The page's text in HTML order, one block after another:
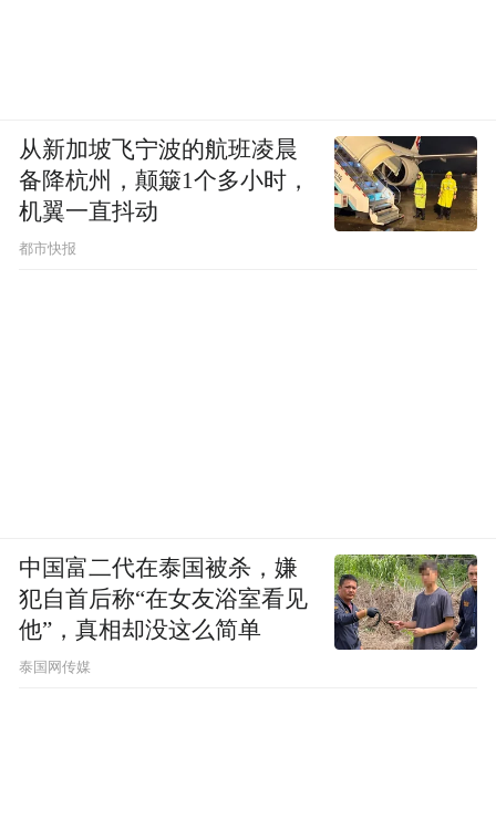
从新加坡飞宁波的航班凌晨
备降杭州，颠簸1个多小时，
机翼一直抖动
都市快报
中国富二代在泰国被杀，嫌
犯自首后称“在女友浴室看见
他”，真相却没这么简单
泰国网传媒